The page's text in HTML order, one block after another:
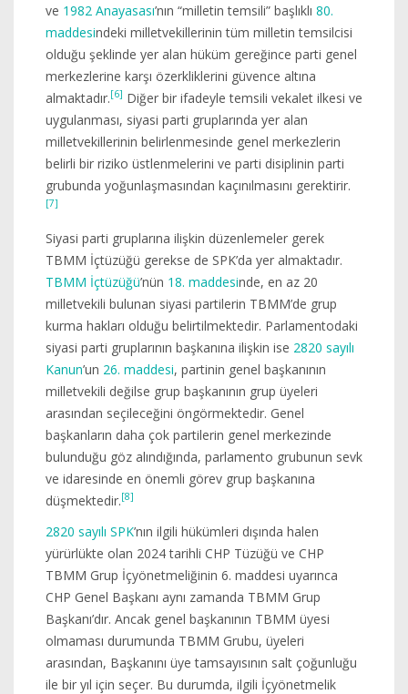
ve 1982 Anayasası’nın “milletin temsili” başlıklı 80.
maddesindeki milletvekillerinin tüm milletin temsilcisi
olduğu şeklinde yer alan hüküm gereğince parti genel
merkezlerine karşı özerkliklerini güvence altına
almaktadır.[6] Diğer bir ifadeyle temsili vekalet ilkesi ve
uygulanması, siyasi parti gruplarında yer alan
milletvekillerinin belirlenmesinde genel merkezlerin
belirli bir riziko üstlenmelerini ve parti disiplinin parti
grubunda yoğunlaşmasından kaçınılmasını gerektirir.
[7]
Siyasi parti gruplarına ilişkin düzenlemeler gerek
TBMM İçtüzüğü gerekse de SPK’da yer almaktadır.
TBMM İçtüzüğü’nün 18. maddesinde, en az 20
milletvekili bulunan siyasi partilerin TBMM’de grup
kurma hakları olduğu belirtilmektedir. Parlamentodaki
siyasi parti gruplarının başkanına ilişkin ise 2820 sayılı
Kanun’un 26. maddesi, partinin genel başkanının
milletvekili değilse grup başkanının grup üyeleri
arasından seçileceğini öngörmektedir. Genel
başkanların daha çok partilerin genel merkezinde
bulunduğu göz alındığında, parlamento grubunun sevk
ve idaresinde en önemli görev grup başkanına
düşmektedir.[8]
2820 sayılı SPK’nın ilgili hükümleri dışında halen
yürürlükte olan 2024 tarihli CHP Tüzüğü ve CHP
TBMM Grup İçyönetmeliğinin 6. maddesi uyarınca
CHP Genel Başkanı aynı zamanda TBMM Grup
Başkanı’dır. Ancak genel başkanının TBMM üyesi
olmaması durumunda TBMM Grubu, üyeleri
arasından, Başkanını üye tamsayısının salt çoğunluğu
ile bir yıl için seçer. Bu durumda, ilgili İçyönetmelik